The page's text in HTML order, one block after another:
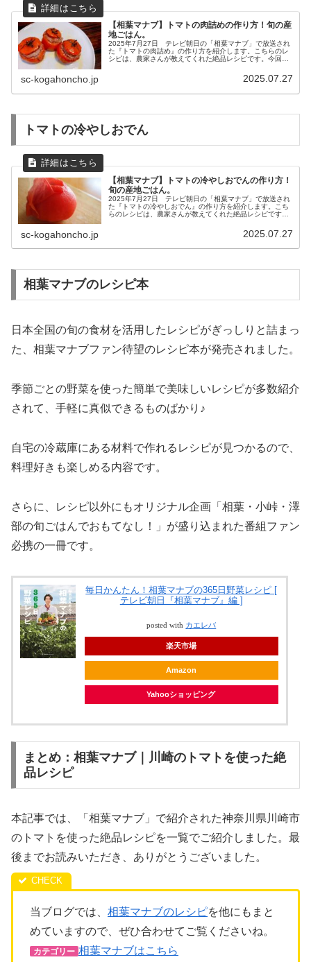
【相葉マナブ】トマトの肉詰めの作り方！旬の産
地ごはん。
2025年7月27日 テレビ朝日の「相葉マナブ」で放送され
た『トマトの肉詰め』の作り方を紹介します。こちらのレ
シピは、農家さんが教えてくれた絶品レシピです。今回は
sc-kogahoncho.jp 2025.07.27
トマトの冷やしおでん
【相葉マナブ】トマトの冷やしおでんの作り方！
旬の産地ごはん。
2025年7月27日 テレビ朝日の「相葉マナブ」で放送され
た『トマトの冷やしおでん』の作り方を紹介します。こち
らのレシピは、農家さんが教えてくれた絶品レシピです。
sc-kogahoncho.jp 2025.07.27
相葉マナブのレシピ本
日本全国の旬の食材を活用したレシピがぎっしりと詰まっ
た、相葉マナブファン待望のレシピ本が発売されました。
季節ごとの野菜を使った簡単で美味しいレシピが多数紹介
されて、手軽に真似できるものばかり♪
自宅の冷蔵庫にある材料で作れるレシピが見つかるので、
料理好きも楽しめる内容です。
さらに、レシピ以外にもオリジナル企画「相葉・小峠・澤
部の旬ごはんでおもてなし！」が盛り込まれた番組ファン
必携の一冊です。
毎日かんたん！相葉マナブの365日野菜レシピ [
テレビ朝日『相葉マナブ』編 ]
posted with カエレバ
楽天市場
Amazon
Yahooショッピング
まとめ：相葉マナブ｜川崎のトマトを使った絶
品レシピ
本記事では、「相葉マナブ」で紹介された神奈川県川崎市
のトマトを使った絶品レシピを一覧でご紹介しました。最
後までお読みいただき、ありがとうございました。
当ブログでは、 相葉マナブのレシピを他にもまと
めていますので、ぜひ合わせてご覧くださいね。
カテゴリー 相葉マナブはこちら